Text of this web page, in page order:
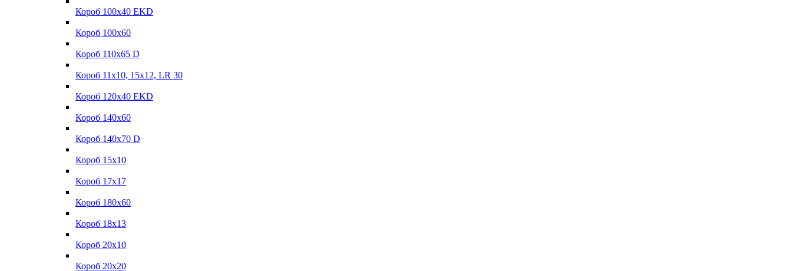
Короб 100x40 EKD
Короб 100x60
Короб 110x65 D
Короб 11x10, 15x12, LR 30
Короб 120x40 EKD
Короб 140x60
Короб 140x70 D
Короб 15x10
Короб 17х17
Короб 180x60
Короб 18x13
Короб 20x10
Короб 20x20